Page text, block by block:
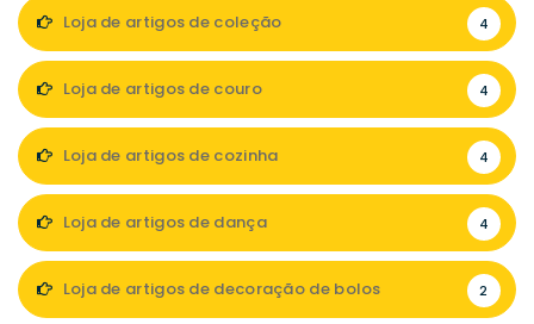
Loja de artigos de coleção 4
Loja de artigos de couro 4
Loja de artigos de cozinha 4
Loja de artigos de dança 4
Loja de artigos de decoração de bolos 2